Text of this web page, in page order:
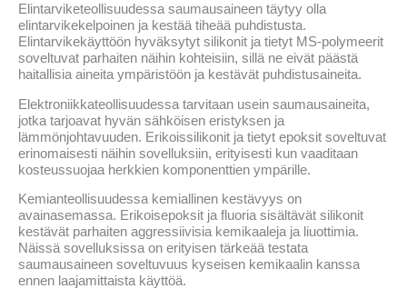
Elintarviketeollisuudessa saumausaineen täytyy olla
elintarvikekelpoinen ja kestää tiheää puhdistusta.
Elintarvikekäyttöön hyväksytyt silikonit ja tietyt MS-polymeerit
soveltuvat parhaiten näihin kohteisiin, sillä ne eivät päästä
haitallisia aineita ympäristöön ja kestävät puhdistusaineita.
Elektroniikkateollisuudessa tarvitaan usein saumausaineita,
jotka tarjoavat hyvän sähköisen eristyksen ja
lämmönjohtavuuden. Erikoissilikonit ja tietyt epoksit soveltuvat
erinomaisesti näihin sovelluksiin, erityisesti kun vaaditaan
kosteussuojaa herkkien komponenttien ympärille.
Kemianteollisuudessa kemiallinen kestävyys on
avainasemassa. Erikoisepoksit ja fluoria sisältävät silikonit
kestävät parhaiten aggressiivisia kemikaaleja ja liuottimia.
Näissä sovelluksissa on erityisen tärkeää testata
saumausaineen soveltuvuus kyseisen kemikaalin kanssa
ennen laajamittaista käyttöä.